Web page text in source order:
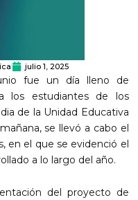
julio 1, 2025
fue un día lleno de
los estudiantes de los
de la Unidad Educativa
se llevó a cabo el
en el que se evidenció el
a lo largo del año.
del proyecto de